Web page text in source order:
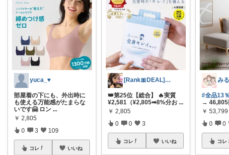
yuca_♥
部屋着の下にも、外出時に
も使える万能感がたまらな
いです🤗 ロン ...
￥ 2,805
0 3 109
コレ いいね
[Rank🎀DEAL]毎日コレ＠ano
👑第25位【総合】 🔥実質
¥2,581（¥2,805➡8%分お ...
￥ 2,805
0 0 3
コレ いいね
#全品13
→
￥ 53,799
0 0
コレ